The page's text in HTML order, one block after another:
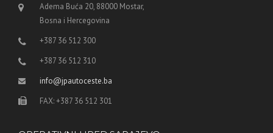
Adema Buća 20, 88000 Mostar,
Bosna i Hercegovina
+387 36 512 300
+387 36 512 310
info@jpautoceste.ba
FAX: +387 36 512 301